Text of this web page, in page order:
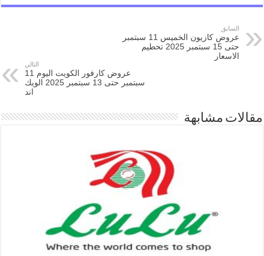
السابق
عروض كازيون الخميس 11 سبتمبر
حتى 15 سبتمبر 2025 تحطيم
الاسعار
التالي
عروض كارفور الكويت اليوم 11
سبتمبر حتى 13 سبتمبر 2025 الويك
اند
مقالات مشابهة